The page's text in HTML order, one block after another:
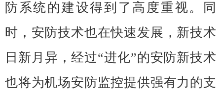
防系统的建设得到了高度重视。同
时，安防技术也在快速发展，新技术
日新月异，经过“进化”的安防新技术
也将为机场安防监控提供强有力的支